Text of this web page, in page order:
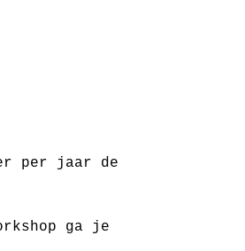
per jaar de
ga je